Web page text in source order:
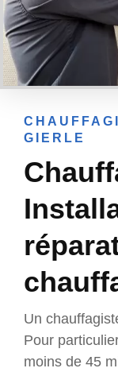
GIERLE
Un
Pour
moins de 45